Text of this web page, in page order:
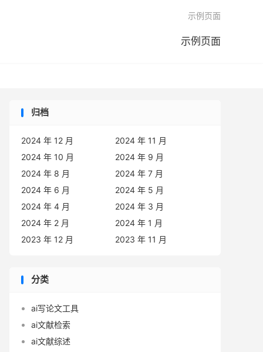
示例页面
示例页面
归档
2024 年 12 月
2024 年 11 月
2024 年 10 月
2024 年 9 月
2024 年 8 月
2024 年 7 月
2024 年 6 月
2024 年 5 月
2024 年 4 月
2024 年 3 月
2024 年 2 月
2024 年 1 月
2023 年 12 月
2023 年 11 月
分类
ai写论文工具
ai文献检索
ai文献综述